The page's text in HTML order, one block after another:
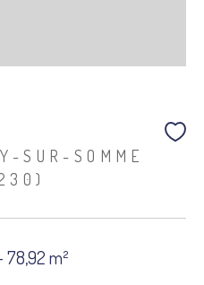
SUR-SOMME
78,92 m²